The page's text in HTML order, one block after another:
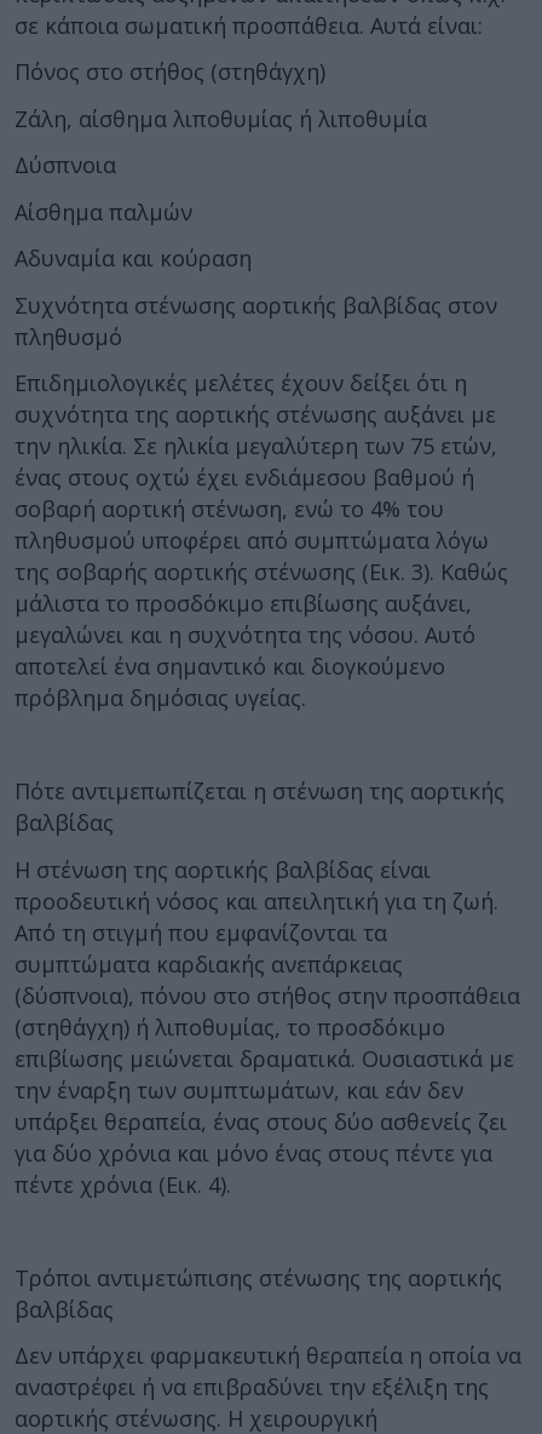
σε κάποια σωματική προσπάθεια. Αυτά είναι:
Πόνος στο στήθος (στηθάγχη)
Ζάλη, αίσθημα λιποθυμίας ή λιποθυμία
Δύσπνοια
Αίσθημα παλμών
Αδυναμία και κούραση
Συχνότητα στένωσης αορτικής βαλβίδας στον
πληθυσμό
Επιδημιολογικές μελέτες έχουν δείξει ότι η
συχνότητα της αορτικής στένωσης αυξάνει με
την ηλικία. Σε ηλικία μεγαλύτερη των 75 ετών,
ένας στους οχτώ έχει ενδιάμεσου βαθμού ή
σοβαρή αορτική στένωση, ενώ το 4% του
πληθυσμού υποφέρει από συμπτώματα λόγω
της σοβαρής αορτικής στένωσης (Εικ. 3). Καθώς
μάλιστα το προσδόκιμο επιβίωσης αυξάνει,
μεγαλώνει και η συχνότητα της νόσου. Αυτό
αποτελεί ένα σημαντικό και διογκούμενο
πρόβλημα δημόσιας υγείας.
Πότε αντιμεπωπίζεται η στένωση της αορτικής
βαλβίδας
Η στένωση της αορτικής βαλβίδας είναι
προοδευτική νόσος και απειλητική για τη ζωή.
Από τη στιγμή που εμφανίζονται τα
συμπτώματα καρδιακής ανεπάρκειας
(δύσπνοια), πόνου στο στήθος στην προσπάθεια
(στηθάγχη) ή λιποθυμίας, το προσδόκιμο
επιβίωσης μειώνεται δραματικά. Ουσιαστικά με
την έναρξη των συμπτωμάτων, και εάν δεν
υπάρξει θεραπεία, ένας στους δύο ασθενείς ζει
για δύο χρόνια και μόνο ένας στους πέντε για
πέντε χρόνια (Εικ. 4).
Τρόποι αντιμετώπισης στένωσης της αορτικής
βαλβίδας
Δεν υπάρχει φαρμακευτική θεραπεία η οποία να
αναστρέφει ή να επιβραδύνει την εξέλιξη της
αορτικής στένωσης. Η χειρουργική